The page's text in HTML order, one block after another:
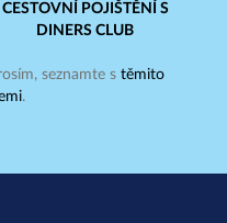
CESTOVNÍ POJIŠTĚNÍ S
DINERS CLUB
seznamte s těmito
.